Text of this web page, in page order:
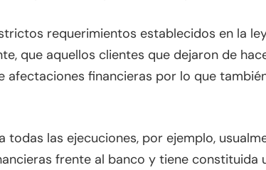
requerimientos establecidos en la
que aquellos clientes que dejaron de
financieras por lo que
las ejecuciones, por ejemplo,
frente al banco y tiene constituida